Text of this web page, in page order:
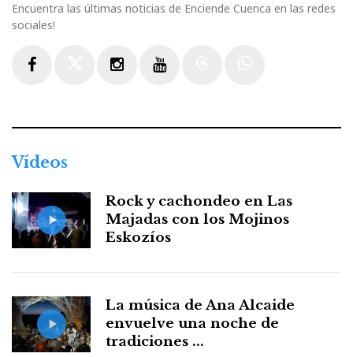
Encuentra las últimas noticias de Enciende Cuenca en las redes
sociales!
Vídeos
Rock y cachondeo en Las
Majadas con los Mojinos
Eskozíos
La música de Ana Alcaide
envuelve una noche de
tradiciones ...